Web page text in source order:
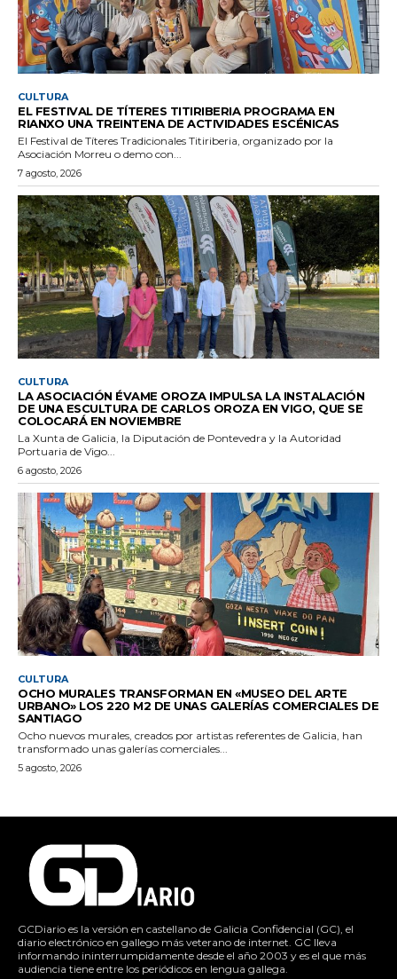
CULTURA
EL FESTIVAL DE TÍTERES TITIRIBERIA PROGRAMA EN
RIANXO UNA TREINTENA DE ACTIVIDADES ESCÉNICAS
El Festival de Títeres Tradicionales Titiriberia, organizado por la
Asociación Morreu o demo con...
7 agosto, 2026
CULTURA
LA ASOCIACIÓN ÉVAME OROZA IMPULSA LA INSTALACIÓN
DE UNA ESCULTURA DE CARLOS OROZA EN VIGO, QUE SE
COLOCARÁ EN NOVIEMBRE
La Xunta de Galicia, la Diputación de Pontevedra y la Autoridad
Portuaria de Vigo...
6 agosto, 2026
CULTURA
OCHO MURALES TRANSFORMAN EN «MUSEO DEL ARTE
URBANO» LOS 220 M2 DE UNAS GALERÍAS COMERCIALES DE
SANTIAGO
Ocho nuevos murales, creados por artistas referentes de Galicia, han
transformado unas galerías comerciales...
5 agosto, 2026
GCDiario es la versión en castellano de Galicia Confidencial (GC), el
diario electrónico en gallego más veterano de internet. GC lleva
informando ininterrumpidamente desde el año 2003 y es el que más
audiencia tiene entre los periódicos en lengua gallega.